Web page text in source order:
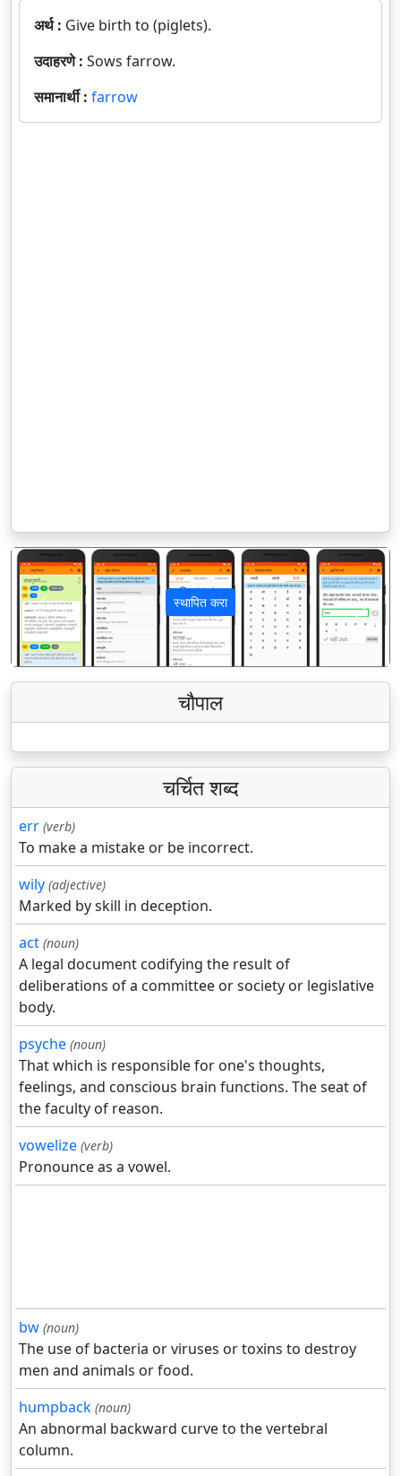
अर्थ : Give birth to (piglets).
उदाहरणे : Sows farrow.
समानार्थी : farrow
स्थापित करा
पिछला अगला
चौपाल
चर्चित शब्द
err (verb)
To make a mistake or be incorrect.
wily (adjective)
Marked by skill in deception.
act (noun)
A legal document codifying the result of
deliberations of a committee or society or legislative
body.
psyche (noun)
That which is responsible for one's thoughts,
feelings, and conscious brain functions. The seat of
the faculty of reason.
vowelize (verb)
Pronounce as a vowel.
bw (noun)
The use of bacteria or viruses or toxins to destroy
men and animals or food.
humpback (noun)
An abnormal backward curve to the vertebral
column.